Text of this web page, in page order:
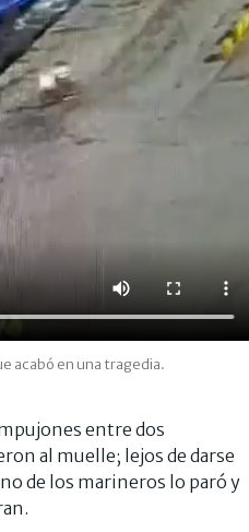
acabó en una tragedia.
entre dos
al muelle; lejos de darse
de los marineros lo paró y